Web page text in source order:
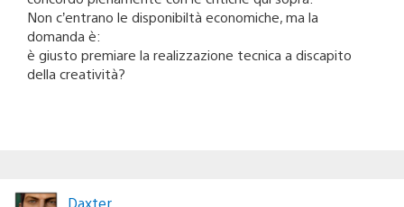
Non c’entrano le disponibiltà economiche, ma la
domanda è:
è giusto premiare la realizzazione tecnica a discapito
della creatività?
Daxter